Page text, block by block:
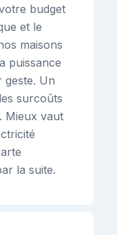
budget
et le
maisons
puissance
geste. Un
surcoûts
Mieux vaut
la suite.